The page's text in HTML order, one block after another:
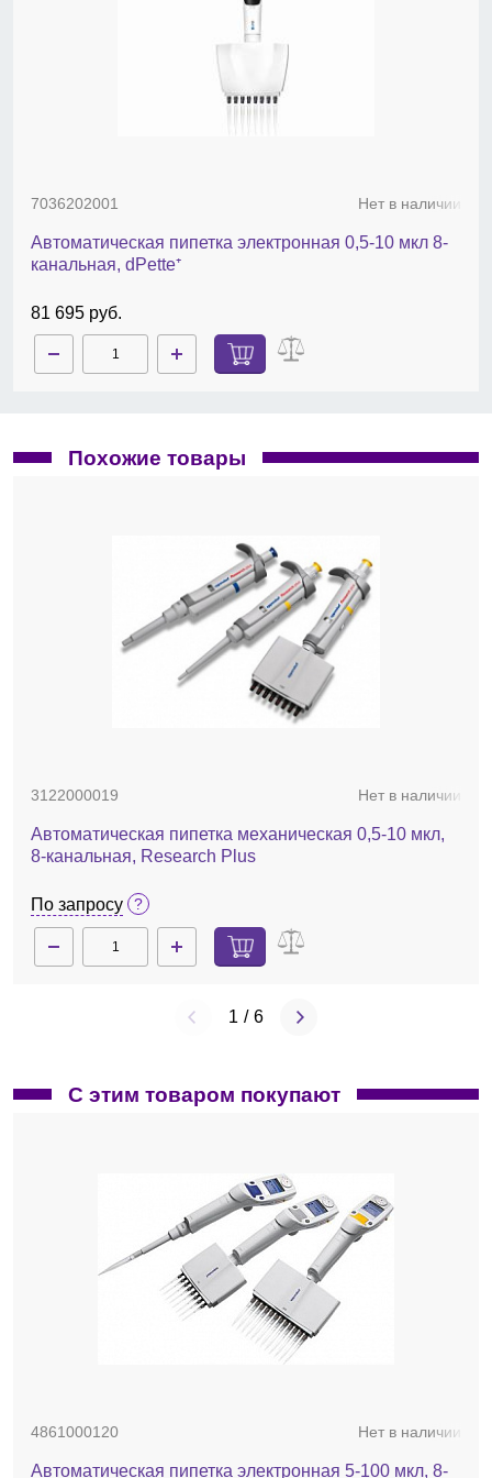
7036202001 Нет в наличии
Автоматическая пипетка электронная 0,5-10 мкл 8-
канальная, dPette⁺
81 695 руб.
Похожие товары
3122000019 Нет в наличии
Автоматическая пипетка механическая 0,5-10 мкл,
8-канальная, Research Plus
По запросу
1 / 6
С этим товаром покупают
4861000120 Нет в наличии
Автоматическая пипетка электронная 5-100 мкл, 8-